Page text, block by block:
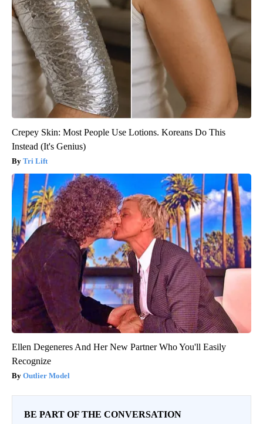
Crepey Skin: Most People Use Lotions. Koreans Do This
Instead (It's Genius)
Tri Lift
Ellen Degeneres And Her New Partner Who You'll Easily
Recognize
Outlier Model
BE PART OF THE CONVERSATION